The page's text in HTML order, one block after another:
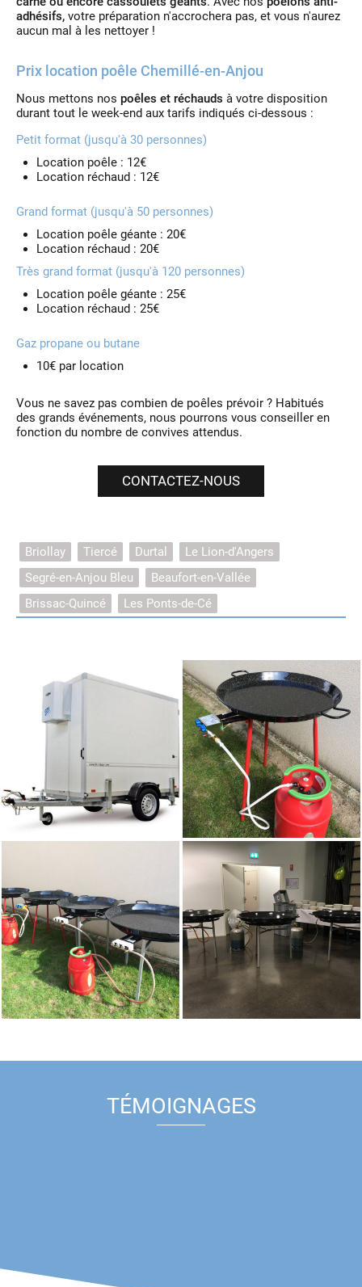
adhésifs, votre préparation n'accrochera pas, et vous n'aurez
aucun mal à les nettoyer !
Prix location poêle Chemillé-en-Anjou
Nous mettons nos poêles et réchauds à votre disposition
durant tout le week-end aux tarifs indiqués ci-dessous :
Petit format (jusqu'à 30 personnes)
Location poêle : 12€
Location réchaud : 12€
Grand format (jusqu'à 50 personnes)
Location poêle géante : 20€
Location réchaud : 20€
Très grand format (jusqu'à 120 personnes)
Location poêle géante : 25€
Location réchaud : 25€
Gaz propane ou butane
10€ par location
Vous ne savez pas combien de poêles prévoir ? Habitués
des grands événements, nous pourrons vous conseiller en
fonction du nombre de convives attendus.
CONTACTEZ-NOUS
Briollay Tiercé Durtal
Le Lion-d'Angers
Segré-en-Anjou Bleu
Beaufort-en-Vallée
Brissac-Quincé
Les Ponts-de-Cé
TÉMOIGNAGES